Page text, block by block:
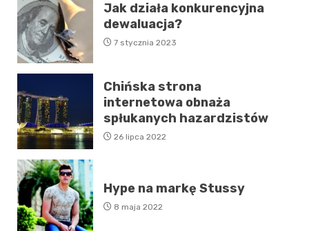
Jak działa konkurencyjna
dewaluacja?
7 stycznia 2023
Chińska strona
internetowa obnaża
spłukanych hazardzistów
26 lipca 2022
Hype na markę Stussy
8 maja 2022